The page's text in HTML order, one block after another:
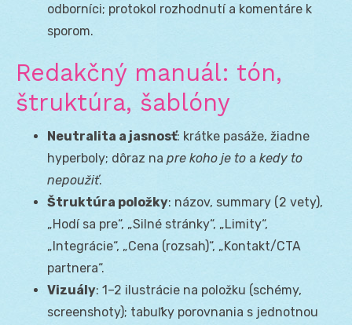
odborníci; protokol rozhodnutí a komentáre k
sporom.
Redakčný manuál: tón,
štruktúra, šablóny
Neutralita a jasnosť: krátke pasáže, žiadne
hyperboly; dôraz na pre koho je to a kedy to
nepoužiť.
Štruktúra položky: názov, summary (2 vety),
„Hodí sa pre“, „Silné stránky“, „Limity“,
„Integrácie“, „Cena (rozsah)“, „Kontakt/CTA
partnera“.
Vizuály: 1–2 ilustrácie na položku (schémy,
screenshoty); tabuľky porovnania s jednotnou